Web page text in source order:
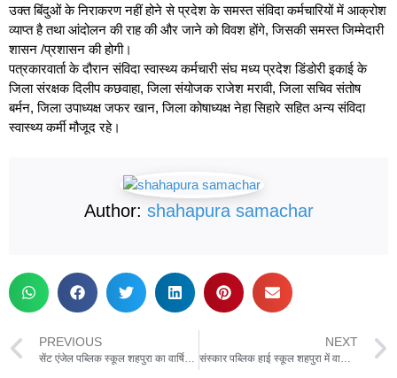
उक्त बिंदुओं के निराकरण नहीं होने से प्रदेश के समस्त संविदा कर्मचारियों में आक्रोश
व्याप्त है तथा आंदोलन की राह की और जाने को विवश होंगे, जिसकी समस्त जिम्मेदारी
शासन /प्रशासन की होगी।
पत्रकारवार्ता के दौरान संविदा स्वास्थ्य कर्मचारी संघ मध्य प्रदेश डिंडोरी इकाई के
जिला संरक्षक दिलीप कछवाहा, जिला संयोजक राजेश मरावी, जिला सचिव संतोष
बर्मन, जिला उपाध्यक्ष जफर खान, जिला कोषाध्यक्ष नेहा सिहारे सहित अन्य संविदा
स्वास्थ्य कर्मी मौजूद रहे।
Author: shahapura samachar
PREVIOUS NEXT
संस्कार पब्लिक हाई स्कूल शहपुरा में वार्षिक परीक्षा परिणाम एवं वार्षिकोत्सव कार्यक्रम का आयोजन संपन्न,